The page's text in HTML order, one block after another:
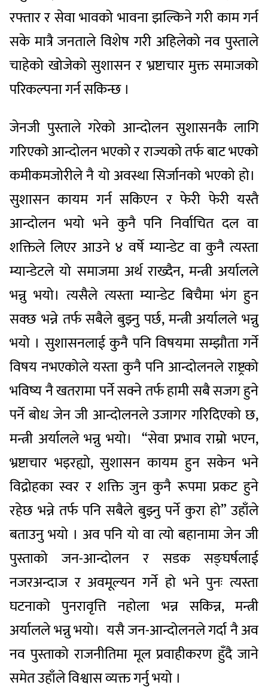
रफ्तार र सेवा भावको भावना झल्किने गरी काम गर्न
सके मात्रै जनताले विशेष गरी अहिलेको नव पुस्ताले
चाहेको खोजेको सुशासन र भ्रष्टाचार मुक्त समाजको
परिकल्पना गर्न सकिन्छ ।
जेनजी पुस्ताले गरेको आन्दोलन सुशासनकै लागि
गरिएको आन्दोलन भएको र राज्यको तर्फ बाट भएको
कमीकमजोरीले नै यो अवस्था सिर्जानको भएको हो।
सुशासन कायम गर्न सकिएन र फेरी फेरी यस्तै
आन्दोलन भयो भने कुनै पनि निर्वाचित दल वा
शक्तिले लिएर आउने ४ वर्षे म्यान्डेट वा कुनै त्यस्ता
म्यान्डेटले यो समाजमा अर्थ राख्दैन, मन्त्री अर्यालले
भन्नु भयो। त्यसैले त्यस्ता म्यान्डेट बिचैमा भंग हुन
सक्छ भन्ने तर्फ सबैले बुझ्नु पर्छ, मन्त्री अर्यालले भन्नु
भयो । सुशासनलाई कुनै पनि विषयमा सम्झौता गर्ने
विषय नभएकोले यस्ता कुनै पनि आन्दोलनले राष्ट्रको
भविष्य नै खतरामा पर्ने सक्ने तर्फ हामी सबै सजग हुने
पर्ने बोध जेन जी आन्दोलनले उजागर गरिदिएको छ,
मन्त्री अर्यालले भन्नु भयो। “सेवा प्रभाव राम्रो भएन,
भ्रष्टाचार भइरह्यो, सुशासन कायम हुन सकेन भने
विद्रोहका स्वर र शक्ति जुन कुनै रूपमा प्रकट हुने
रहेछ भन्ने तर्फ पनि सबैले बुझ्नु पर्ने कुरा हो” उहाँले
बताउनु भयो । अव पनि यो वा त्यो बहानामा जेन जी
पुस्ताको जन-आन्दोलन र सडक सङ्घर्षलाई
नजरअन्दाज र अवमूल्यन गर्ने हो भने पुनः त्यस्ता
घटनाको पुनरावृत्ति नहोला भन्न सकिन्न, मन्त्री
अर्यालले भन्नु भयो। यसै जन-आन्दोलनले गर्दा नै अव
नव पुस्ताको राजनीतिमा मूल प्रवाहीकरण हुँदै जाने
समेत उहाँले विश्वास व्यक्त गर्नु भयो ।